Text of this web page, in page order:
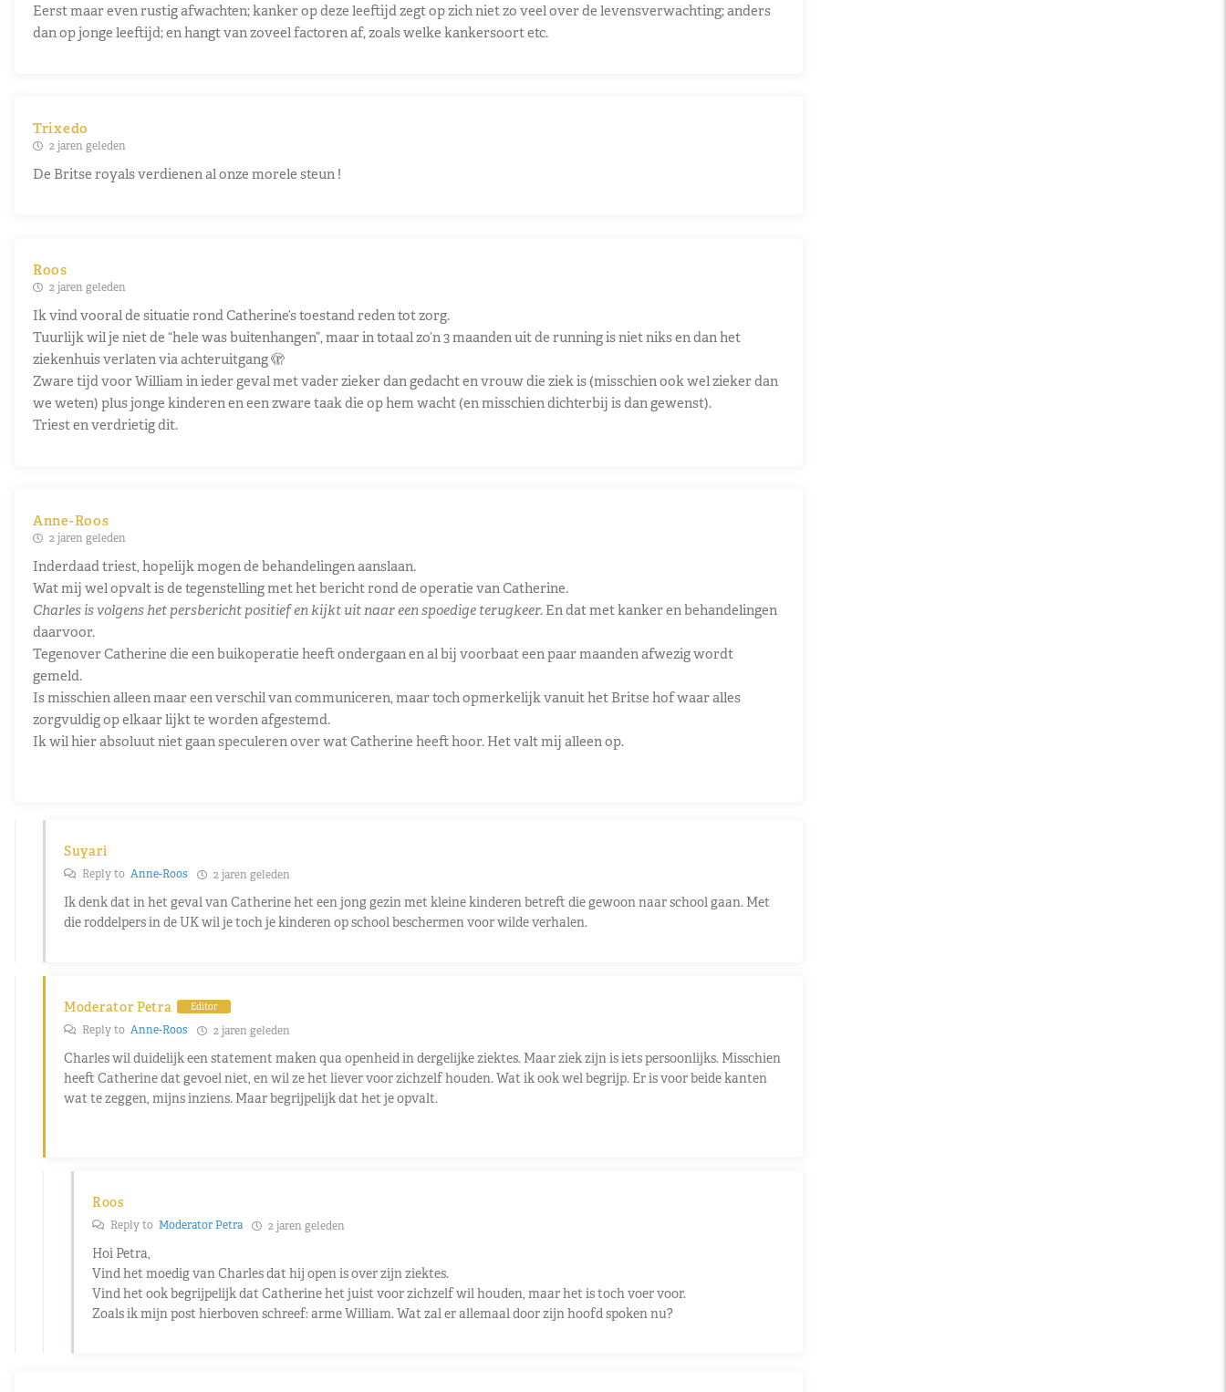
Eerst maar even rustig afwachten; kanker op deze leeftijd zegt op zich niet zo veel over de levensverwachting; anders
dan op jonge leeftijd; en hangt van zoveel factoren af, zoals welke kankersoort etc.
Trixedo
2 jaren geleden
De Britse royals verdienen al onze morele steun !
Roos
2 jaren geleden
Ik vind vooral de situatie rond Catherine’s toestand reden tot zorg.
Tuurlijk wil je niet de “hele was buitenhangen”, maar in totaal zo’n 3 maanden uit de running is niet niks en dan het
ziekenhuis verlaten via achteruitgang 🫣
Zware tijd voor William in ieder geval met vader zieker dan gedacht en vrouw die ziek is (misschien ook wel zieker dan
we weten) plus jonge kinderen en een zware taak die op hem wacht (en misschien dichterbij is dan gewenst).
Triest en verdrietig dit.
Anne-Roos
2 jaren geleden
Inderdaad triest, hopelijk mogen de behandelingen aanslaan.
Wat mij wel opvalt is de tegenstelling met het bericht rond de operatie van Catherine.
Charles is volgens het persbericht positief en kijkt uit naar een spoedige terugkeer. En dat met kanker en behandelingen
daarvoor.
Tegenover Catherine die een buikoperatie heeft ondergaan en al bij voorbaat een paar maanden afwezig wordt
gemeld.
Is misschien alleen maar een verschil van communiceren, maar toch opmerkelijk vanuit het Britse hof waar alles
zorgvuldig op elkaar lijkt te worden afgestemd.
Ik wil hier absoluut niet gaan speculeren over wat Catherine heeft hoor. Het valt mij alleen op.
Suyari
Reply to Anne-Roos 2 jaren geleden
Ik denk dat in het geval van Catherine het een jong gezin met kleine kinderen betreft die gewoon naar school gaan. Met
die roddelpers in de UK wil je toch je kinderen op school beschermen voor wilde verhalen.
Moderator Petra Editor
Reply to Anne-Roos 2 jaren geleden
Charles wil duidelijk een statement maken qua openheid in dergelijke ziektes. Maar ziek zijn is iets persoonlijks. Misschien
heeft Catherine dat gevoel niet, en wil ze het liever voor zichzelf houden. Wat ik ook wel begrijp. Er is voor beide kanten
wat te zeggen, mijns inziens. Maar begrijpelijk dat het je opvalt.
Roos
Reply to Moderator Petra 2 jaren geleden
Hoi Petra,
Vind het moedig van Charles dat hij open is over zijn ziektes.
Vind het ook begrijpelijk dat Catherine het juist voor zichzelf wil houden, maar het is toch voer voor.
Zoals ik mijn post hierboven schreef: arme William. Wat zal er allemaal door zijn hoofd spoken nu?